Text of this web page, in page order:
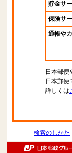
貯金サ
保険サ
通帳や
日本郵便
日本郵便
詳しくは
検索のしかた